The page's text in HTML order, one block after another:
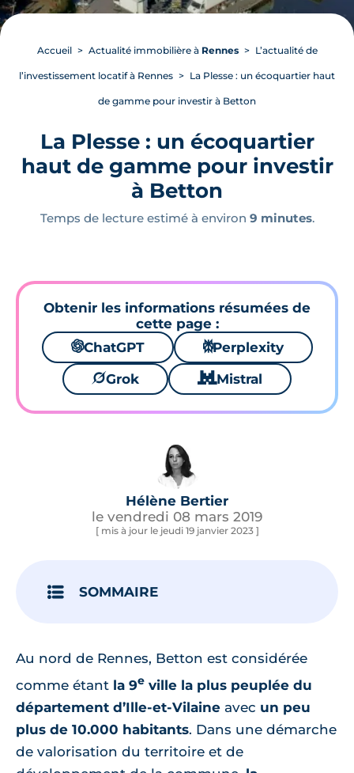
Accueil Actualité immobilière à Rennes L’actualité de
l’investissement locatif à Rennes La Plesse : un écoquartier haut
de gamme pour investir à Betton
La Plesse : un écoquartier
haut de gamme pour investir
à Betton
Temps de lecture estimé à environ 9 minutes.
Obtenir les informations résumées de
cette page :
🌌ChatGPT ⚙Perplexity
🪐Grok 🐱 Mistral
Hélène Bertier
le vendredi 08 mars 2019
[ mis à jour le jeudi 19 janvier 2023 ]
SOMMAIRE
Au nord de Rennes, Betton est considérée
comme étant la 9e ville la plus peuplée du
département d’Ille-et-Vilaine avec un peu
plus de 10.000 habitants. Dans une démarche
de valorisation du territoire et de